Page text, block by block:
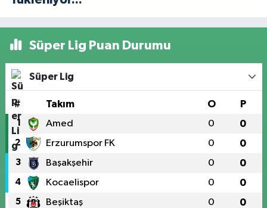
Süper Lig Puan Durumu
Süper Lig
# Takım O P
1 Amed 0 0
2 Erzurumspor FK 0 0
3 Başakşehir 0 0
4 Kocaelispor 0 0
5 Beşiktaş 0 0